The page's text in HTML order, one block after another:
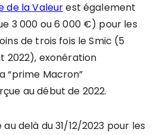
de la Valeurest également
3 000 ou 6 000 €) pour les
de trois fois le Smic (5
2022), exonération
“prime Macron”
au début de 2022.
delà du 31/12/2023 pour les